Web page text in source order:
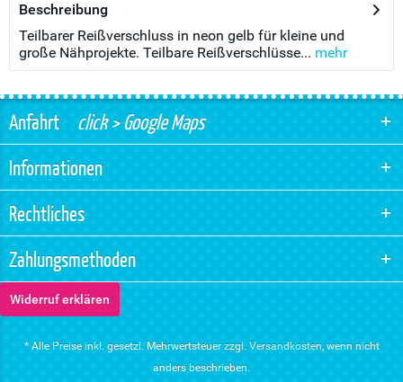
Beschreibung
Teilbarer Reißverschluss in neon gelb für kleine und
große Nähprojekte. Teilbare Reißverschlüsse... mehr
Anfahrtclick > Google Maps
Informationen
Rechtliches
Zahlungsmethoden
Widerruf erklären
* Alle Preise inkl. gesetzl. Mehrwertsteuer zzgl. Versandkosten, wenn nicht
anders beschrieben.